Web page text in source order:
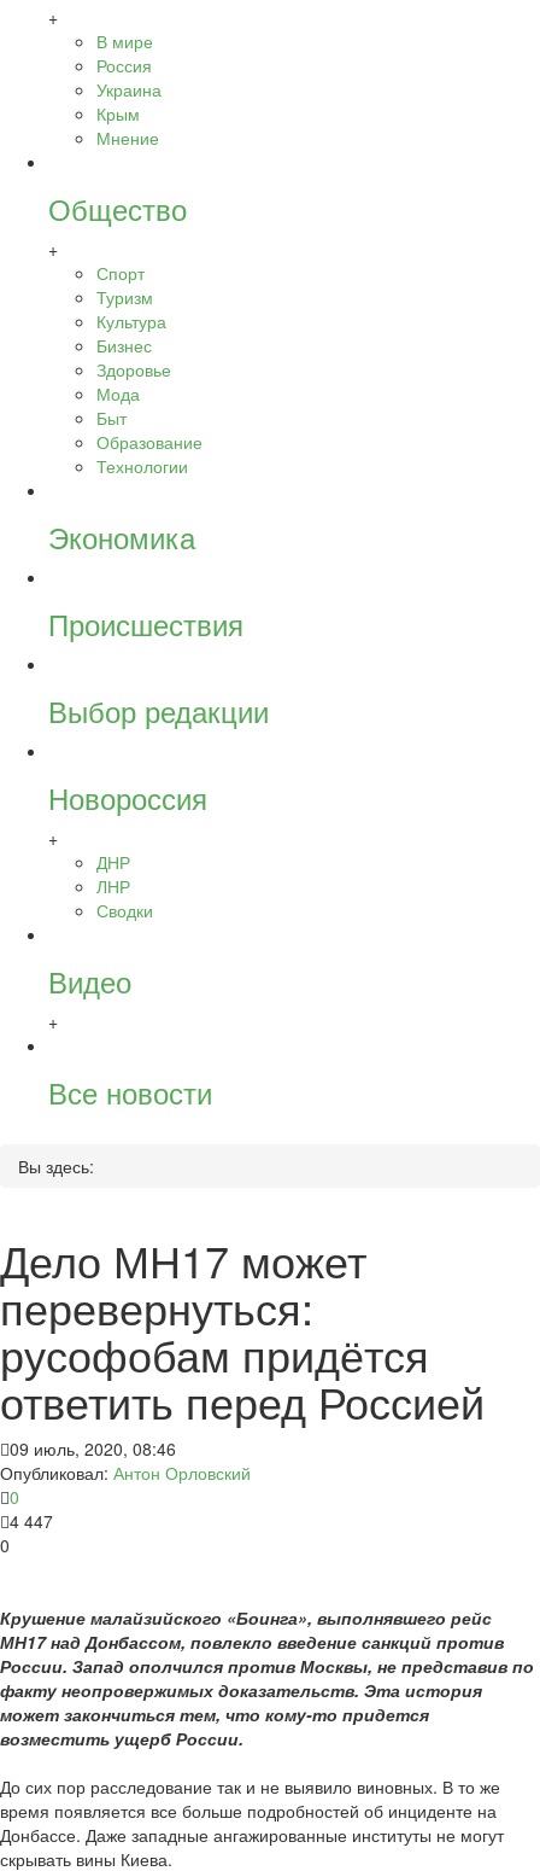
+
В мире
Россия
Украина
Крым
Мнение
Общество
+
Спорт
Туризм
Культура
Бизнес
Здоровье
Мода
Быт
Образование
Технологии
Экономика
Происшествия
Выбор редакции
Новороссия
+
ДНР
ЛНР
Сводки
Видео
+
Все новости
Вы здесь:
Дело МН17 может
перевернуться:
русофобам придётся
ответить перед Россией
09 июль, 2020, 08:46
Опубликовал: Антон Орловский
0
4 447
0
Крушение малайзийского «Боинга», выполнявшего рейс
МН17 над Донбассом, повлекло введение санкций против
России. Запад ополчился против Москвы, не представив по
факту неопровержимых доказательств. Эта история
может закончиться тем, что кому-то придется
возместить ущерб России.
До сих пор расследование так и не выявило виновных. В то же
время появляется все больше подробностей об инциденте на
Донбассе. Даже западные ангажированные институты не могут
скрывать вины Киева.